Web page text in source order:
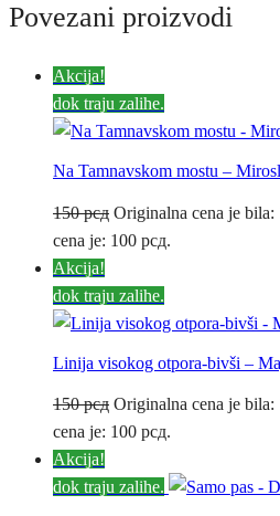
Povezani proizvodi
Akcija!
dok traju zalihe.
Na Tamnavskom mostu –
150рсд Originalna cena je bila:
cena je: 100 рсд.
Akcija!
dok traju zalihe.
Linija visokog otpora-bivši –
150рсд Originalna cena je bila:
cena je: 100 рсд.
Akcija!
dok traju zalihe.